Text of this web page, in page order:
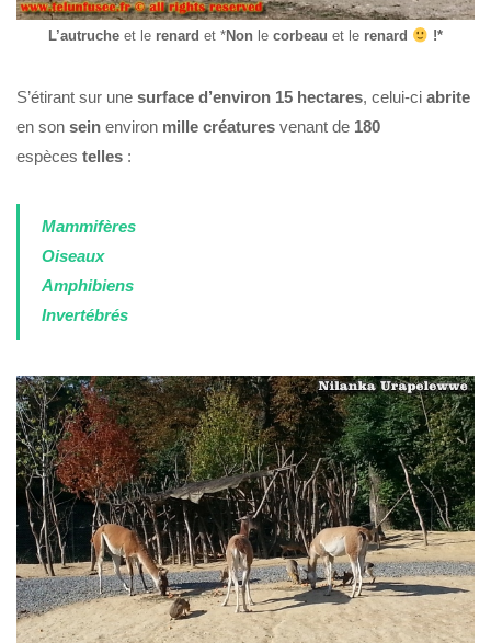
L’autrucheet le renard et *Non le corbeau et le renard !*
S’étirant sur une surface d’environ 15 hectares, celui-ci abrite
en son sein environ mille créatures venant de 180
espèces telles :
Mammifères
Oiseaux
Amphibiens
Invertébrés